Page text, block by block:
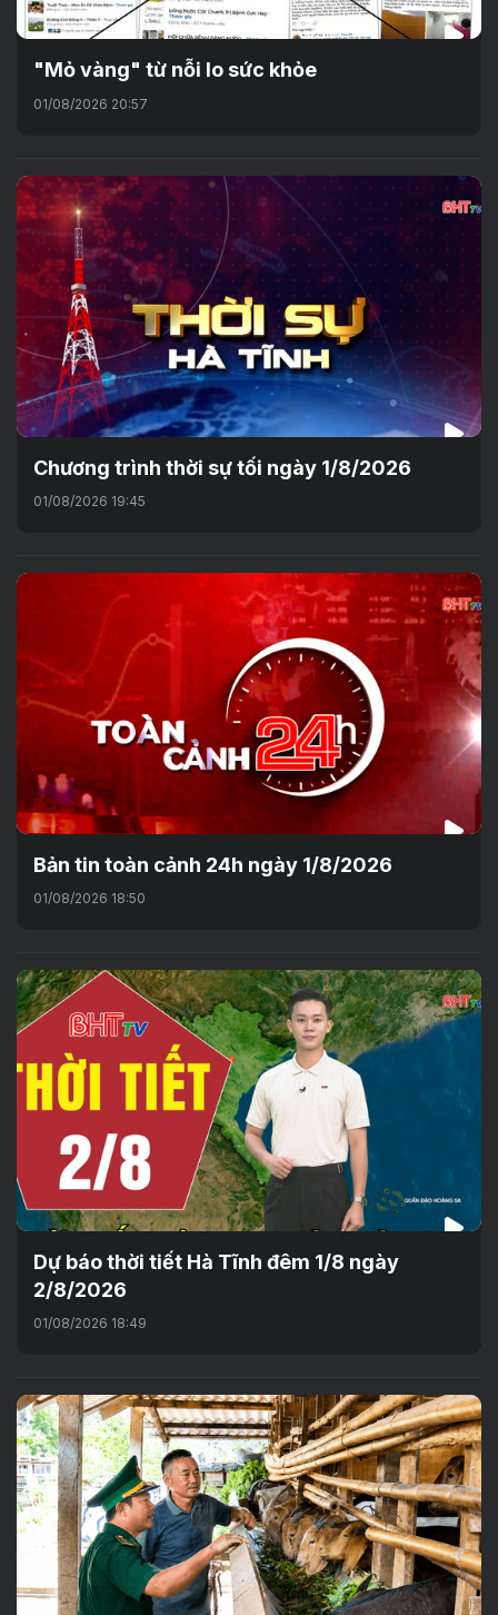
"Mỏ vàng" từ nỗi lo sức khỏe
01/08/2026 20:57
Chương trình thời sự tối ngày 1/8/2026
01/08/2026 19:45
Bản tin toàn cảnh 24h ngày 1/8/2026
01/08/2026 18:50
Dự báo thời tiết Hà Tĩnh đêm 1/8 ngày
2/8/2026
01/08/2026 18:49